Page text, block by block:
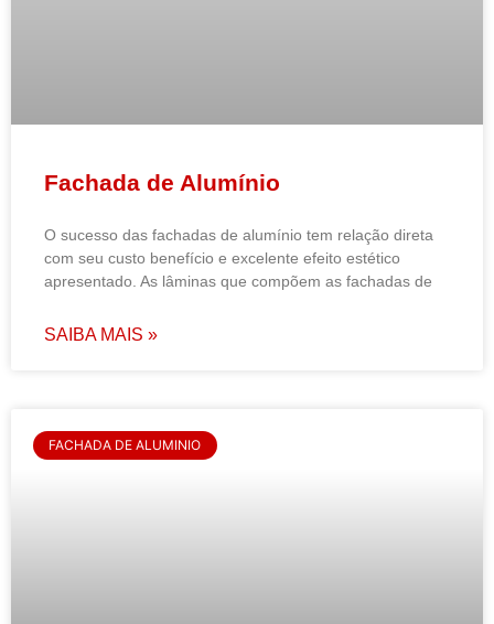
Fachada de Alumínio
O sucesso das fachadas de alumínio tem relação direta
com seu custo benefício e excelente efeito estético
apresentado. As lâminas que compõem as fachadas de
SAIBA MAIS »
FACHADA DE ALUMINIO